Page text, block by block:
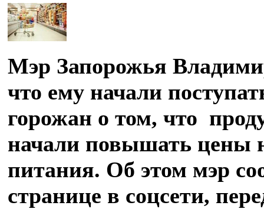
Мэр Запорожья
что ему начали
горожан о том, что
начали повышать цены
питания. Об этом мэр
странице в соцсети,